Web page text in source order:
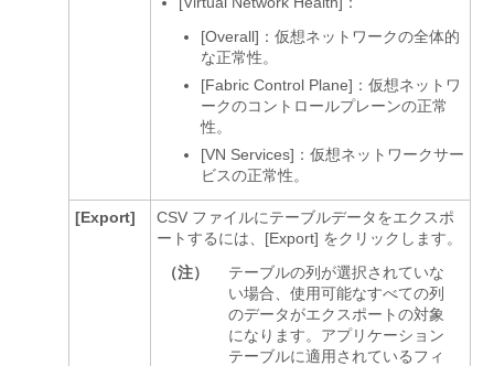
[Overall]：仮想ネットワークの全体的
な正常性。
[Fabric Control Plane]：仮想ネットワ
ークのコントロールプレーンの正常
性。
[VN Services]：仮想ネットワークサー
ビスの正常性。
[Export]
CSV ファイルにテーブルデータをエクスポ
ートするには、[Export] をクリックします。
（注）
テーブルの列が選択されていな
い場合、使用可能なすべての列
のデータがエクスポートの対象
になります。アプリケーション
テーブルに適用されているフィ